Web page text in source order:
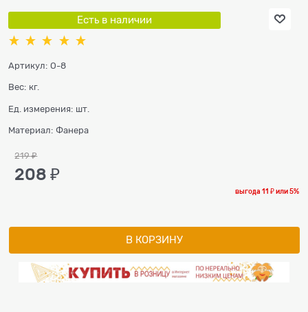
Есть в наличии
Артикул: О-8
Вес: кг.
Ед. измерения: шт.
Материал: Фанера
219 ₽
208 ₽
выгода11 ₽или5%
В КОРЗИНУ